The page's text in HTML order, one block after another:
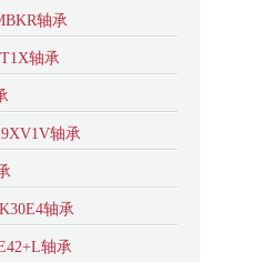
轴承
轴承
轴承
轴承
轴承